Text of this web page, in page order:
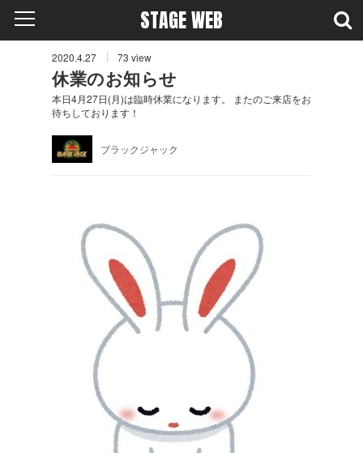
STAGE WEB
2020.4.27 73 view
休業のお知らせ
本日4月27日(月)は臨時休業になります。 またのご来店をお
待ちしております！
ブラックジャック